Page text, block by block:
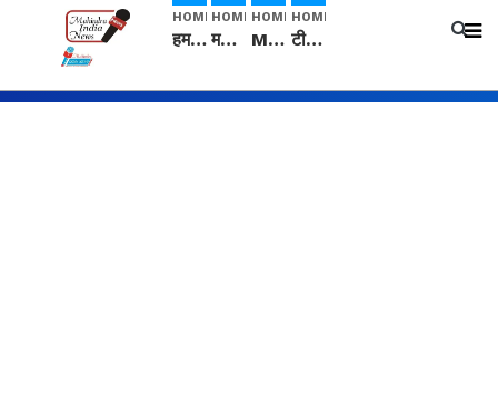
HOME
हम सनातनी..." सांसद kangana Ranaut से क्या बोली लड़की? Viral Jantar-Mantar | CJP protest
HOME
मनीषा हत्याकांड: हत्या, आत्महत्या या कोई बड़ा राज? | Full Story | Josh Haryana
HOME
Mangalsutra: हिंदू धर्म में शादी के बाद मंगलसूत्र क्यों पहनती है महिलाएं, किसने शुरु की ये परंपरा
HOME
टीम बीकेई ने एग्रीकल्चर ग्रेड की यूरिया खाद गट्टों में बदलकर टेक्निकल ग्रेड में बेचने वालों पर करवाई कार्रवाई: लखविंदर सिंह औलख